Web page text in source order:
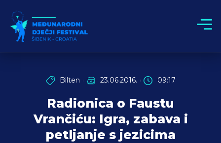
Bilten 23.06.2016. 09:17
Radionica o Faustu
Vrančiću: Igra, zabava i
petljanje s jezicima